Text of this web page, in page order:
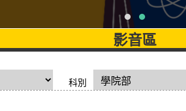
影音區
科別